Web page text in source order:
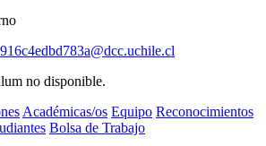
no disponible.
Académicas/os Equipo Reconocimientos
Bolsa de Trabajo